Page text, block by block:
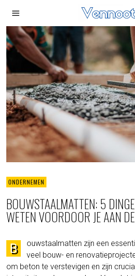
ONDERNEMEN
BOUWSTAALMATTEN: 5
WETEN VOORDOOR JE AAN
B
ouwstaalmatten zijn een
veel bouw- en
om beton te verstevigen en zijn